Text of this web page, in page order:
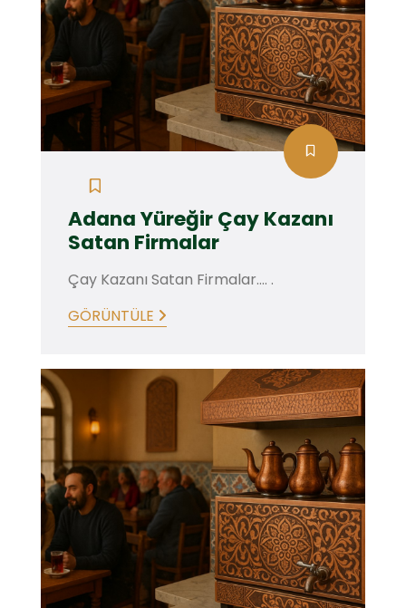
Adana Yüreğir Çay Kazanı
Satan Firmalar
Çay Kazanı Satan Firmalar.... .
GÖRÜNTÜLE